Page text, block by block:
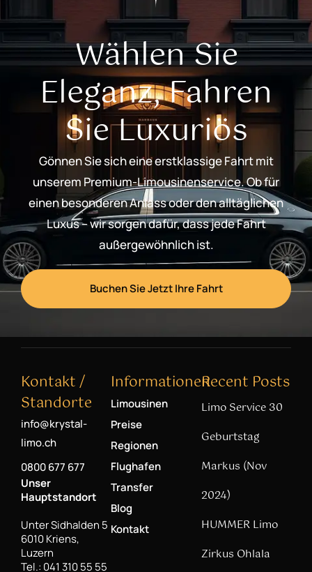
Wählen Sie
Eleganz, Fahren
Sie Luxuriös
Gönnen Sie sich eine erstklassige Fahrt mit
unserem Premium-Limousinenservice. Ob für
einen besonderen Anlass oder den alltäglichen
Luxus – wir sorgen dafür, dass jede Fahrt
außergewöhnlich ist.
Buchen Sie Jetzt Ihre Fahrt
Kontakt /
Standorte
info@krystal-
limo.ch
0800 677 677
Unser
Hauptstandort
Unter Sidhalden 5
6010 Kriens,
Luzern
Tel.: 041 310 55 55
Informationen
Limousinen
Preise
Regionen
Flughafen
Transfer
Blog
Kontakt
Recent Posts
Limo Service 30
Geburtstag
Markus (Nov
2024)
HUMMER Limo
Zirkus Ohlala